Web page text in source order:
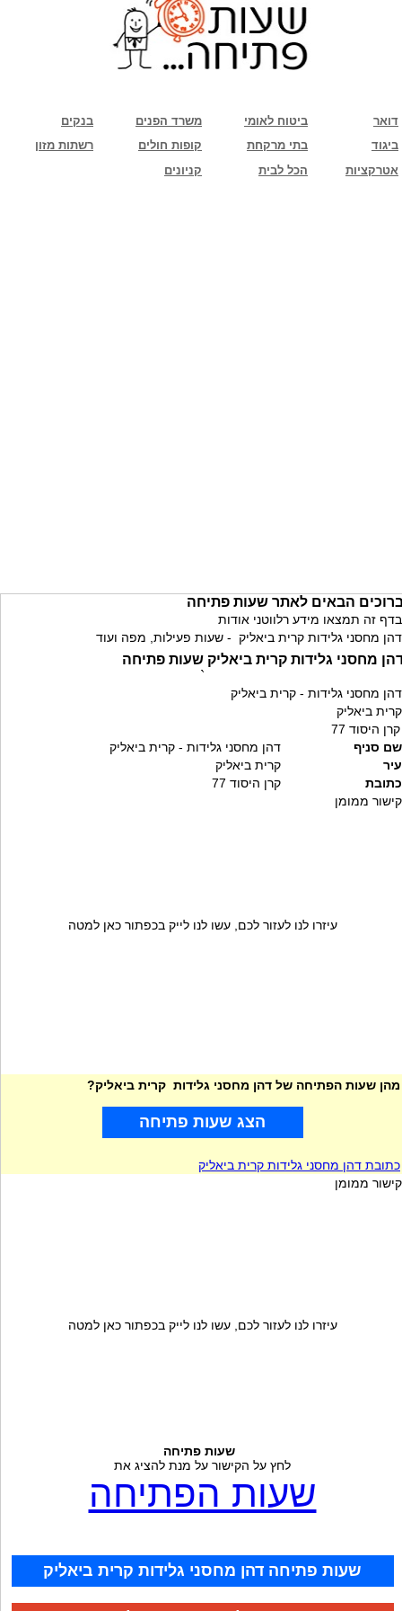
בנקים משרד הפנים ביטוח לאומי
דואר
רשתות מזון
קופות חולים בתי מרקחת
ביגוד
קניונים
הכל לבית אטרקציות
הבאים לאתר שעות פתיחה
בדף זה תמצאו מידע רלווטני אודות
דהן מחסני גלידות קרית ביאליק - שעות פעילות, מפה ועוד
מחסני גלידות קרית ביאליק שעות פתיחה
`
דהן מחסני גלידות - קרית ביאליק
קרית ביאליק
קרן היסוד 77
שם סניף
דהן מחסני גלידות - קרית ביאליק
עיר
קרית ביאליק
כתובת
קרן היסוד 77
קישור ממומן
עיזרו לנו לעזור לכם, עשו לנו לייק בכפתור כאן למטה
מהן שעות הפתיחה של דהן מחסני גלידות קרית ביאליק?
הצג שעות פתיחה
כתובת דהן מחסני גלידות קרית ביאליק
קישור ממומן
עיזרו לנו לעזור לכם, עשו לנו לייק בכפתור כאן למטה
שעות פתיחה
לחץ על הקישור על מנת להציג את
שעות הפתיחה
שעות פתיחה דהן מחסני גלידות קרית ביאליק